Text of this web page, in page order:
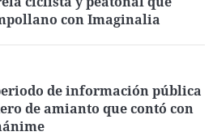
con Imaginalia
de información pública
de amianto que contó con